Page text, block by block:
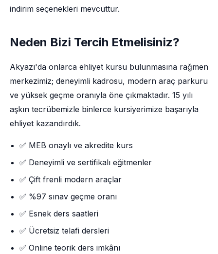
indirim seçenekleri mevcuttur.
Neden Bizi Tercih Etmelisiniz?
Akyazı'da onlarca ehliyet kursu bulunmasına rağmen
merkezimiz; deneyimli kadrosu, modern araç parkuru
ve yüksek geçme oranıyla öne çıkmaktadır. 15 yılı
aşkın tecrübemizle binlerce kursiyerimize başarıyla
ehliyet kazandırdık.
✅ MEB onaylı ve akredite kurs
✅ Deneyimli ve sertifikalı eğitmenler
✅ Çift frenli modern araçlar
✅ %97 sınav geçme oranı
✅ Esnek ders saatleri
✅ Ücretsiz telafi dersleri
✅ Online teorik ders imkânı